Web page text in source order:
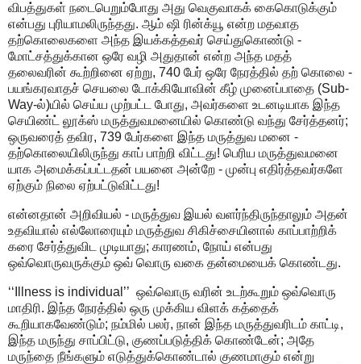
விபத்துகள் நடைபெறும்போது அது வெகுவாகக் கைகொடுக்கும்
என்பது புரியாமலிருந்தது. ஆம் ஷி ரின்க்யூ என்ற மதவாத
தற்கொலைகளை அந்த இயக்கத்தவர் செய்துகொண்டு -
மோட்சத்துக்கான ஒரே வழி அதுதான் என்ற அந்த மதத்
தலைவரின் கூற்றினை ஏற்று, 740 பேர் ஒரே நேரத்தில் தற் கொலை -
பயங்கரவாதச் செயலை டோக்கியோவின் கீழ் முனைப்பாதை (Sub-
Way-ல்)யில் செய்ய முற்பட்ட போது, அவர்களை உடனடியாக இந்த
செயிண்ட் லூக்ஸ் மருத்துவமனையில் கொண்டு வந்து சேர்த்தனர்;
ஒருவரைத் தவிர, 739 பேர்களை இந்த மருத்துவ மனை -
தற்கொலையிலிருந்து காப் பாற்றி விட்டது! பெரிய மருத்துவமனை
யாக அமைக்கப்பட்டதன் பயனை அன்றே - முன்பு எதிர்த்தவர்களே
ஏற்கும் நிலை ஏற்பட்டுவிட்டது!
என்னதான் அறிவியல் - மருத்துவ இயல் வளர்ந்திருந்தாலும் அதன்
உதவியால் எல்லோரையும் மருத்துவ சிகிச்சையினால் காப்பாற்றிக்
கரை சேர்த்துவிட முடியாது; காரணம், நோய் என்பது
ஒவ்வொருவருக்கும் ஒவ் வொரு வகை தன்மையைக் கொண்டது.
‘‘Illness is individual’’ ஒவ்வொரு வரின் உடற்கூறும் ஒவ்வொரு
மாதிரி. இந்த நேரத்தில் ஒரு முக்கிய விளக் கத்தைக்
கூறியாகவேண்டும்; நம்மில் பலர், நான் இந்த மருத்துவரிடம் காட்டி,
இந்த மருந்து சாப்பிட்டு, குணப்படுத்திக் கொண்டேன்; அதே
மருந்தை நீங்களும் எடுத்துக்கொண்டால் குணமாகும் என்று